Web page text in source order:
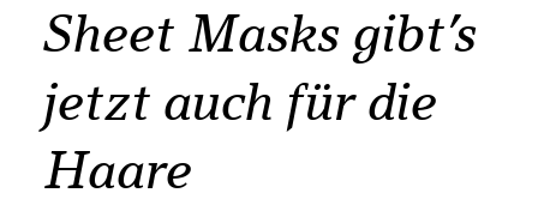
Sheet Masks gibt’s
jetzt auch für die
Haare